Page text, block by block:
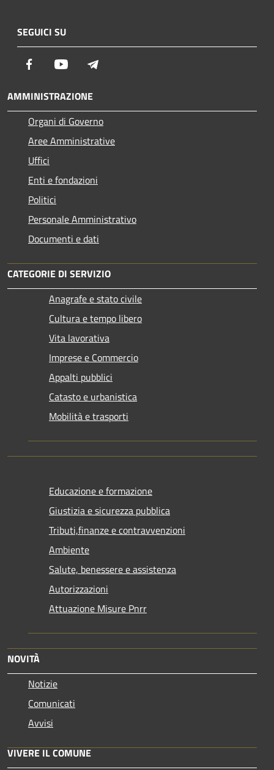
SEGUICI SU
Facebook Youtube
AMMINISTRAZIONE
Organi di Governo
Aree Amministrative
Uffici
Enti e fondazioni
Politici
Personale Amministrativo
Documenti e dati
CATEGORIE DI SERVIZIO
Anagrafe e stato civile
Cultura e tempo libero
Vita lavorativa
Imprese e Commercio
Appalti pubblici
Catasto e urbanistica
Mobilità e trasporti
Educazione e formazione
Giustizia e sicurezza pubblica
Tributi,finanze e contravvenzioni
Ambiente
Salute, benessere e assistenza
Autorizzazioni
Attuazione Misure Pnrr
NOVITÀ
Notizie
Comunicati
Avvisi
VIVERE IL COMUNE